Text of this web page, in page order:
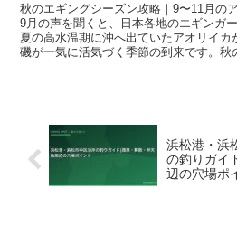
秋のエギングシーズン攻略｜9〜11月の
9月の声を聞くと、日本各地のエギンガ
夏の高水温期に沖へ出ていたアオリイ
磯が一気に活気づく季節の到来です。秋
浜松港・浜
の釣りガイ
辺の穴場ポ